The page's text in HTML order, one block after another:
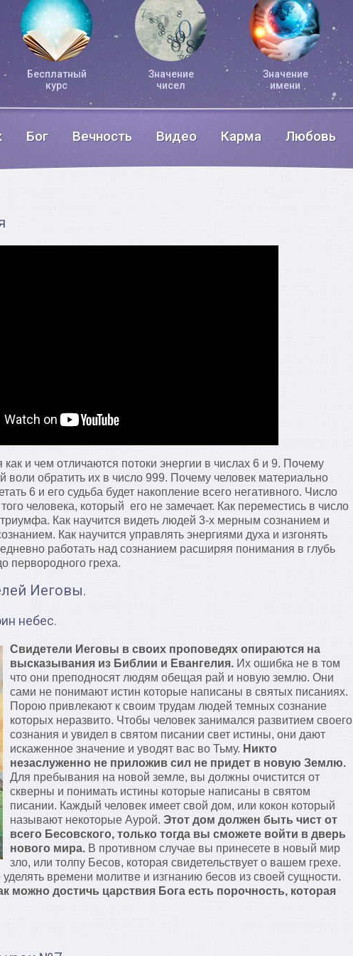
Бесплатный
курс
Значение
чисел
Значение
имени
Бог Вечность Видео Карма Любовь
и чем отличаются потоки энергии в числах 6 и 9. Почему
воли обратить их в число 999. Почему человек материально
6 и его судьба будет накопление всего негативного. Число
человека, который его не замечает. Как переместись в число
Как научится видеть людей 3-х мерным сознанием и
Как научится управлять энергиями духа и изгонять
работать над сознанием расширяя понимания в глубь
первородного греха.
Иеговы.
небес.
Свидетели Иеговы в своих проповедях опираются на
высказывания из Библии и Евангелия. Их ошибка не в том
что они преподносят людям обещая рай и новую землю. Они
сами не понимают истин которые написаны в святых писаниях.
Порою привлекают к своим трудам людей темных сознание
которых неразвито. Чтобы человек занимался развитием своего
сознания и увидел в святом писании свет истины, они дают
искаженное значение и уводят вас во Тьму. Никто
незаслуженно не приложив сил не придет в новую Землю.
Для пребывания на новой земле, вы должны очистится от
скверны и понимать истины которые написаны в святом
писании. Каждый человек имеет свой дом, или кокон который
называют некоторые Аурой. Этот дом должен быть чист от
всего Бесовского, только тогда вы сможете войти в дверь
нового мира. В противном случае вы принесете в новый мир
зло, или толпу Бесов, которая свидетельствует о вашем грехе.
времени молитве и изгнанию бесов из своей сущности.
можно достичь царствия Бога есть порочность, которая